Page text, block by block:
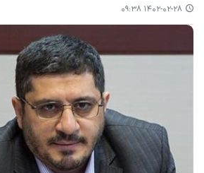
۱۴۰۲-۰۲-۲۸ ۰۹:۳۸